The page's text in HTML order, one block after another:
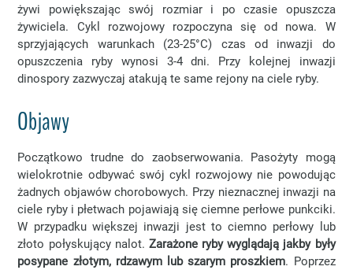
żywi powiększając swój rozmiar i po czasie opuszcza
żywiciela. Cykl rozwojowy rozpoczyna się od nowa. W
sprzyjających warunkach (23-25°C) czas od inwazji do
opuszczenia ryby wynosi 3-4 dni. Przy kolejnej inwazji
dinospory zazwyczaj atakują te same rejony na ciele ryby.
Objawy
Początkowo trudne do zaobserwowania. Pasożyty mogą
wielokrotnie odbywać swój cykl rozwojowy nie powodując
żadnych objawów chorobowych. Przy nieznacznej inwazji na
ciele ryby i płetwach pojawiają się ciemne perłowe punkciki.
W przypadku większej inwazji jest to ciemno perłowy lub
złoto połyskujący nalot. Zarażone ryby wyglądają jakby były
posypane złotym, rdzawym lub szarym proszkiem. Poprzez